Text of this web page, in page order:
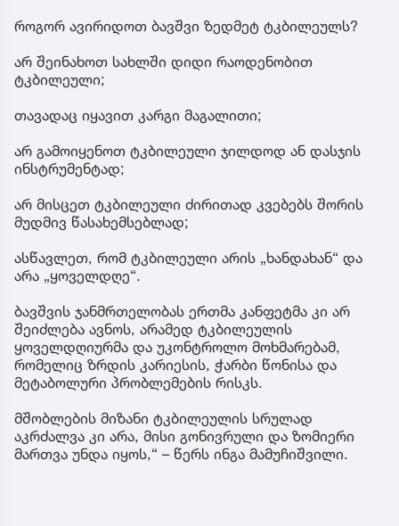
როგორ ავირიდოთ ბავშვი ზედმეტ ტკბილეულს?
არ შეინახოთ სახლში დიდი რაოდენობით
ტკბილეული;
თავადაც იყავით კარგი მაგალითი;
არ გამოიყენოთ ტკბილეული ჯილდოდ ან დასჯის
ინსტრუმენტად;
არ მისცეთ ტკბილეული ძირითად კვებებს შორის
მუდმივ წასახემსებლად;
ასწავლეთ, რომ ტკბილეული არის „ხანდახან“ და
არა „ყოველდღე“.
ბავშვის ჯანმრთელობას ერთმა კანფეტმა კი არ
შეიძლება ავნოს, არამედ ტკბილეულის
ყოველდღიურმა და უკონტროლო მოხმარებამ,
რომელიც ზრდის კარიესის, ჭარბი წონისა და
მეტაბოლური პრობლემების რისკს.
მშობლების მიზანი ტკბილეულის სრულად
აკრძალვა კი არა, მისი გონივრული და ზომიერი
მართვა უნდა იყოს,“ – წერს ინგა მამუჩიშვილი.